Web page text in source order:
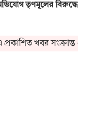
তৃণমূলের বিরুদ্ধে
খবর সংক্রান্ত